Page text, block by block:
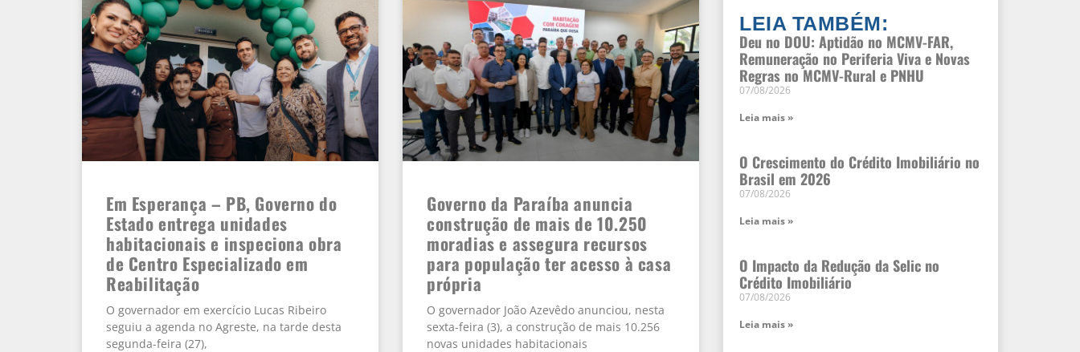
Em Esperança – PB, Governo do
Estado entrega unidades
habitacionais e inspeciona obra
de Centro Especializado em
Reabilitação
O governador em exercício Lucas Ribeiro
seguiu a agenda no Agreste, na tarde desta
segunda-feira (27),
Governo da Paraíba anuncia
construção de mais de 10.250
moradias e assegura recursos
para população ter acesso à casa
própria
O governador João Azevêdo anunciou, nesta
sexta-feira (3), a construção de mais 10.256
novas unidades habitacionais
LEIA TAMBÉM:
Deu no DOU: Aptidão no MCMV-FAR,
Remuneração no Periferia Viva e Novas
Regras no MCMV-Rural e PNHU
07/08/2026
Leia mais »
O Crescimento do Crédito Imobiliário no
Brasil em 2026
07/08/2026
Leia mais »
O Impacto da Redução da Selic no
Crédito Imobiliário
07/08/2026
Leia mais »